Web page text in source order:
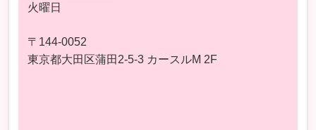
火曜日
〒144-0052
東京都大田区蒲田2-5-3 カースルM 2F